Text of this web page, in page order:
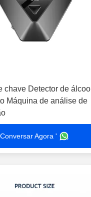
chave Detector de álcool
Máquina de análise de
Conversar Agora '